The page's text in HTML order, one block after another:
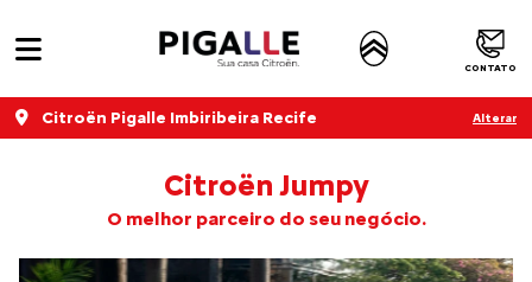
CONTATO
Citroën Pigalle Imbiribeira Recife Alterar
Citroën Jumpy
O melhor parceiro do seu negócio.